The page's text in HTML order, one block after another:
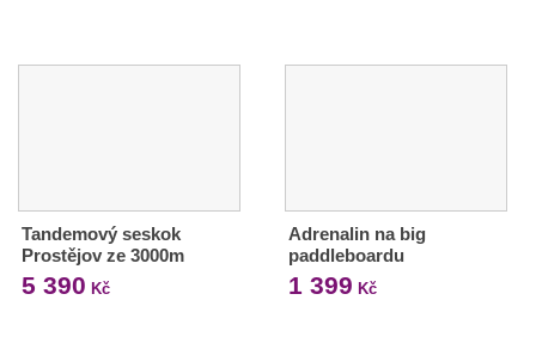
Tandemový seskok
Prostějov ze 3000m
5 390 Kč
Adrenalin na big
paddleboardu
1 399 Kč